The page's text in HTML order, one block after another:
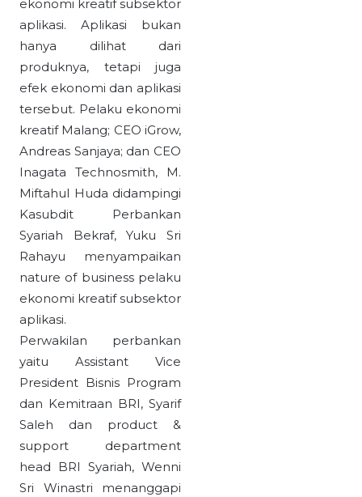
ekonomi kreatif subsektor
aplikasi. Aplikasi bukan
hanya dilihat dari
produknya, tetapi juga
efek ekonomi dan aplikasi
tersebut. Pelaku ekonomi
kreatif Malang; CEO iGrow,
Andreas Sanjaya; dan CEO
Inagata Technosmith, M.
Miftahul Huda didampingi
Kasubdit Perbankan
Syariah Bekraf, Yuku Sri
Rahayu menyampaikan
nature of business pelaku
ekonomi kreatif subsektor
aplikasi.
Perwakilan perbankan
yaitu Assistant Vice
President Bisnis Program
dan Kemitraan BRI, Syarif
Saleh dan product &
support department
head BRI Syariah, Wenni
Sri Winastri menanggapi